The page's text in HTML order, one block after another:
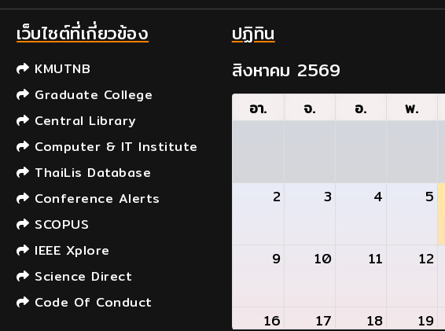
เว็บไซต์ที่เกี่ยวข้อง
KMUTNB
Graduate College
Central Library
Computer & IT Institute
ThaiLis Database
Conference Alerts
SCOPUS
IEEE Xplore
Science Direct
Code Of Conduct
ปฏิทิน
สิงหาคม 2569
อา. จ. อ. พ.
2 3 4 5
9 10 11 12
16 17 18 19